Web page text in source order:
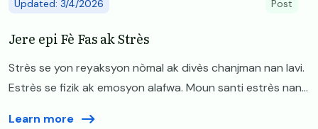
Updated: 3/4/2026 Post
Jere epi Fè Fas ak Strès
Strès se yon reyaksyon nòmal ak divès chanjman nan lavi.
Estrès se fizik ak emosyon alafwa. Moun santi estrès nan...
Learn more